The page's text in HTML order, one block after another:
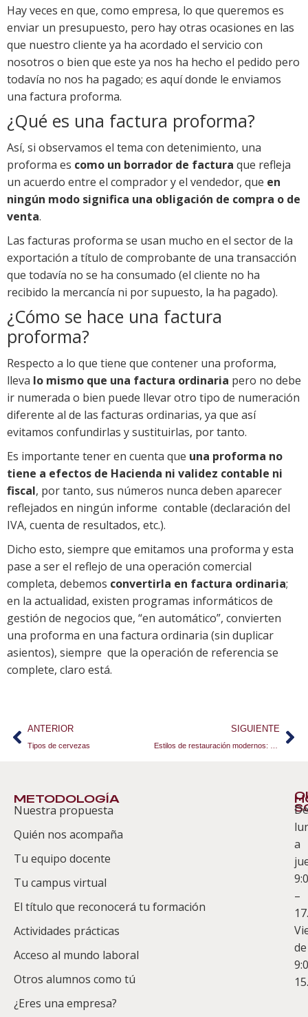
Hay veces en que, como empresa, lo que queremos es
enviar un presupuesto, pero hay otras ocasiones en las
que nuestro cliente ya ha acordado el servicio con
nosotros o bien que este ya nos ha hecho el pedido pero
todavía no nos ha pagado; es aquí donde le enviamos
una factura proforma.
¿Qué es una factura proforma?
Así, si observamos el tema con detenimiento, una
proforma es como un borrador de factura que refleja
un acuerdo entre el comprador y el vendedor, que en
ningún modo significa una obligación de compra o de
venta.
Las facturas proforma se usan mucho en el sector de la
exportación a título de comprobante de una transacción
que todavía no se ha consumado (el cliente no ha
recibido la mercancía ni por supuesto, la ha pagado).
¿Cómo se hace una factura
proforma?
Respecto a lo que tiene que contener una proforma,
lleva lo mismo que una factura ordinaria pero no debe
ir numerada o bien puede llevar otro tipo de numeración
diferente al de las facturas ordinarias, ya que así
evitamos confundirlas y sustituirlas, por tanto.
Es importante tener en cuenta que una proforma no
tiene a efectos de Hacienda ni validez contable ni
fiscal, por tanto, sus números nunca deben aparecer
reflejados en ningún informe contable (declaración del
IVA, cuenta de resultados, etc.).
Dicho esto, siempre que emitamos una proforma y esta
pase a ser el reflejo de una operación comercial
completa, debemos convertirla en factura ordinaria;
en la actualidad, existen programas informáticos de
gestión de negocios que, “en automático”, convierten
una proforma en una factura ordinaria (sin duplicar
asientos), siempre que la operación de referencia se
complete, claro está.
ANTERIOR
Tipos de cervezas
SIGUIENTE
METODOLOGÍA
Nuestra propuesta
Quién nos acompaña
Tu equipo docente
Tu campus virtual
El título que reconocerá tu formación
Actividades prácticas
Acceso al mundo laboral
Otros alumnos como tú
¿Eres una empresa?
Te
De
a
–
de